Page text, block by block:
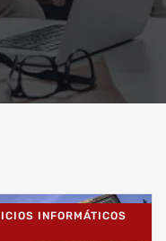
INFORMÁTICOS